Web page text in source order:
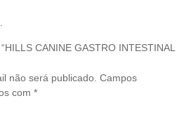
CANINE GASTRO INTESTINAL
não será publicado. Campos
com *